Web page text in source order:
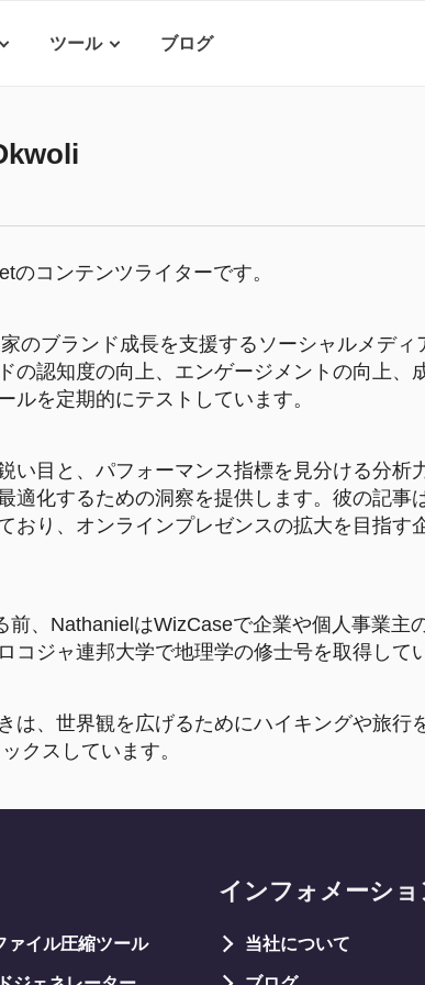
ツール ブログ
のコンテンツライターです。
のブランド成長を支援するソーシャルメディ
の認知度の向上、エンゲージメントの向上、
ルを定期的にテストしています。
い目と、パフォーマンス指標を見分ける分析
適化するための洞察を提供します。彼の記事
おり、オンラインプレゼンスの拡大を目指す
前、NathanielはWizCaseで企業や個人事業主
コジャ連邦大学で地理学の修士号を取得して
は、世界観を広げるためにハイキングや旅行
クスしています。
ァイル圧縮ツール
インフォメーショ
当社について